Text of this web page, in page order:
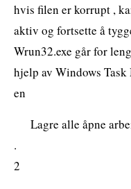
hvis filen er korrupt ,
aktiv og fortsette å
Wrun32.exe går for
hjelp av Windows
en
Lagre alle åpne
.
2